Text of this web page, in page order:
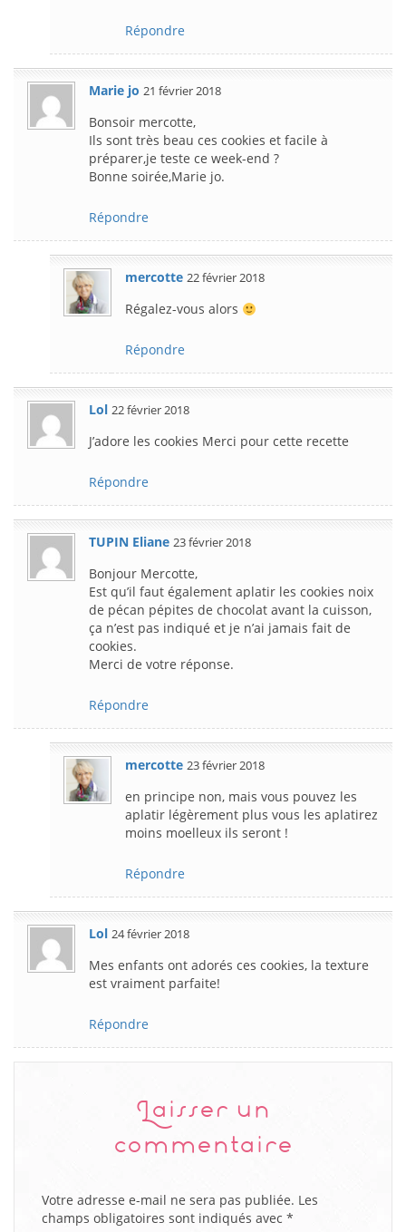
Répondre
Marie jo 21 février 2018
Bonsoir mercotte,
Ils sont très beau ces cookies et facile à
préparer,je teste ce week-end ?
Bonne soirée,Marie jo.
Répondre
mercotte 22 février 2018
Régalez-vous alors
Répondre
Lol 22 février 2018
J’adore les cookies Merci pour cette recette
Répondre
TUPIN Eliane 23 février 2018
Bonjour Mercotte,
Est qu’il faut également aplatir les cookies noix
de pécan pépites de chocolat avant la cuisson,
ça n’est pas indiqué et je n’ai jamais fait de
cookies.
Merci de votre réponse.
Répondre
mercotte 23 février 2018
en principe non, mais vous pouvez les
aplatir légèrement plus vous les aplatirez
moins moelleux ils seront !
Répondre
Lol 24 février 2018
Mes enfants ont adorés ces cookies, la texture
est vraiment parfaite!
Répondre
Laisser un
commentaire
Votre adresse e-mail ne sera pas publiée. Les
champs obligatoires sont indiqués avec *